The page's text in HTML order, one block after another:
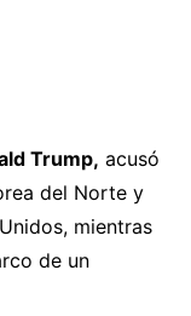
Trump, acusó
del Norte y
mientras
de un